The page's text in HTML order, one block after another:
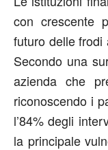
con crescente
futuro delle frodi
Secondo una
azienda che
riconoscendo i
l’84% degli
la principale